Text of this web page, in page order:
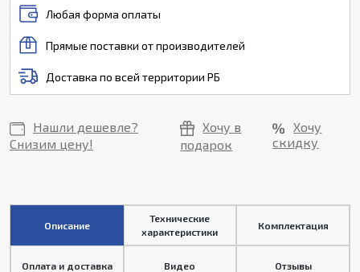
Любая форма оплаты
Прямые поставки от производителей
Доставка по всей территории РБ
Нашли дешевле?
Снизим цену!
Хочу в
подарок
Хочу
скидку
Описание
Технические
характеристики
Комплектация
Оплата и доставка Видео Отзывы